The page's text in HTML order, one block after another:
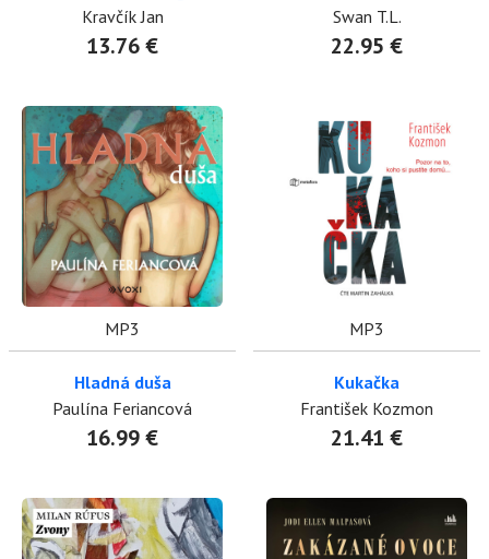
Kravčík Jan
13.76 €
Swan T.L.
22.95 €
MP3
Hladná duša
Paulína Feriancová
16.99 €
MP3
Kukačka
František Kozmon
21.41 €